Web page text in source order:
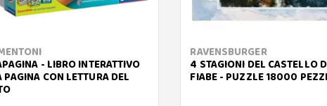
- LIBRO INTERATTIVO
PAGINA CON LETTURA DEL
RAVENSBURGER
4 STAGIONI DEL CASTELLO
FIABE - PUZZLE 18000 PEZZI